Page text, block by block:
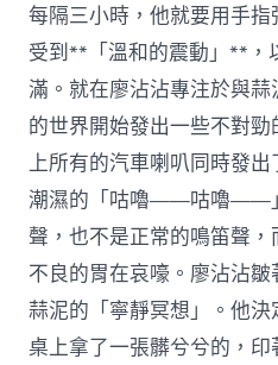
每隔三小時，他就要用手
受到**「溫和的震動」**，
滿。就在廖沾沾專注於與
的世界開始發出一些不對
上所有的汽車喇叭同時發
潮濕的「咕嚕——咕嚕——
聲，也不是正常的鳴笛聲
不良的胃在哀嚎。廖沾沾
蒜泥的「寧靜冥想」。他
桌上拿了一張髒兮兮的，